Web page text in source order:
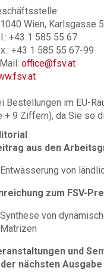
Wien, Karlsgasse 5
+43 1 585 55 67
+43 1 585 55 67-99
office@fsv.at
Bestellungen im EU-
+ 9 Ziffern), da Sie so
aus den
Entwässerung von
zum FSV-
Synthese von
Matrizen
und
der nächsten Ausgabe